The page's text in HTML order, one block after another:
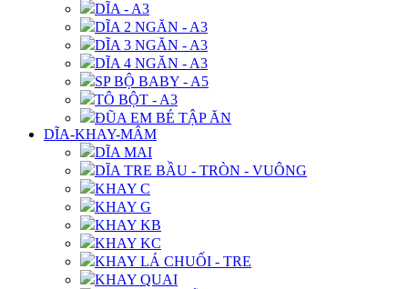
DĨA - A3
DĨA 2 NGĂN - A3
DĨA 3 NGĂN - A3
DĨA 4 NGĂN - A3
SP BỘ BABY - A5
TÔ BỘT - A3
ĐŨA EM BÉ TẬP ĂN
DĨA-KHAY-MÂM
DĨA MAI
DĨA TRE BẦU - TRÒN - VUÔNG
KHAY C
KHAY G
KHAY KB
KHAY KC
KHAY LÁ CHUỐI - TRE
KHAY QUAI